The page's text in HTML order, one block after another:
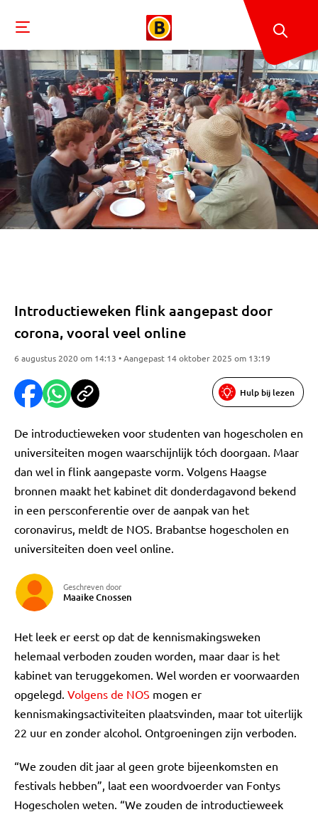
Introductieweken flink aangepast door
corona, vooral veel online
6 augustus 2020 om 14:13 • Aangepast 14 oktober 2025 om 13:19
Hulp bij lezen
De introductieweken voor studenten van hogescholen en
universiteiten mogen waarschijnlijk tóch doorgaan. Maar
dan wel in flink aangepaste vorm. Volgens Haagse
bronnen maakt het kabinet dit donderdagavond bekend
in een persconferentie over de aanpak van het
coronavirus, meldt de NOS. Brabantse hogescholen en
universiteiten doen veel online.
Geschreven door
Maaike Cnossen
Het leek er eerst op dat de kennismakingsweken
helemaal verboden zouden worden, maar daar is het
kabinet van teruggekomen. Wel worden er voorwaarden
opgelegd. Volgens de NOS mogen er
kennismakingsactiviteiten plaatsvinden, maar tot uiterlijk
22 uur en zonder alcohol. Ontgroeningen zijn verboden.
“We zouden dit jaar al geen grote bijeenkomsten en
festivals hebben”, laat een woordvoerder van Fontys
Hogescholen weten. “We zouden de introductieweek